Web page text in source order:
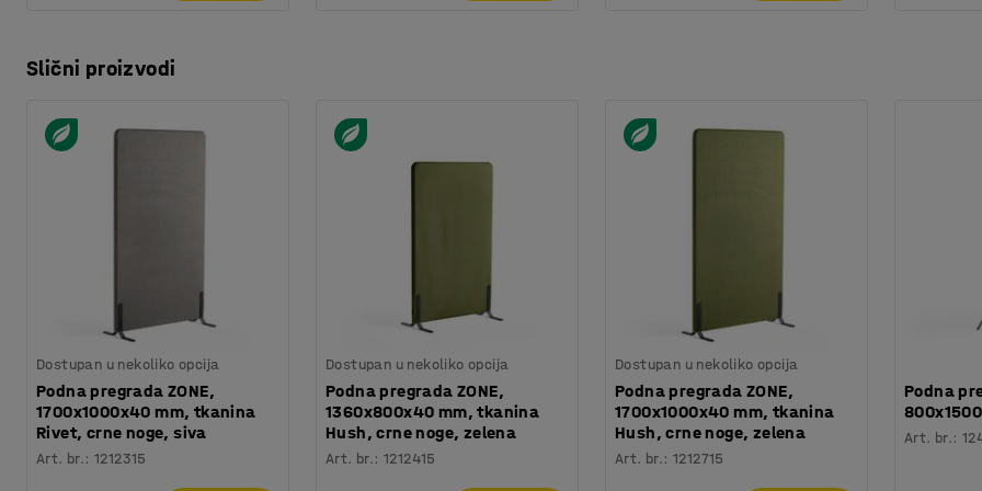
Slični proizvodi
Dostupan u nekoliko opcija
Podna pregrada ZONE,
1700x1000x40 mm, tkanina
Rivet, crne noge, siva
Art. br.:1212315
Dostupan u nekoliko opcija
Podna pregrada ZONE,
1360x800x40 mm, tkanina
Hush, crne noge, zelena
Art. br.:1212415
Dostupan u nekoliko opcija
Podna pregrada ZONE,
1700x1000x40 mm, tkanina
Hush, crne noge, zelena
Art. br.:1212715
Podna
Art. br.: